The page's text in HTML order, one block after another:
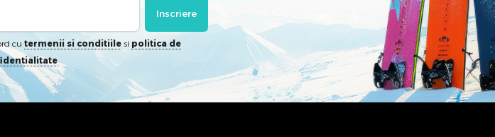
Inscriere
cu termenii si conditiile si politica de